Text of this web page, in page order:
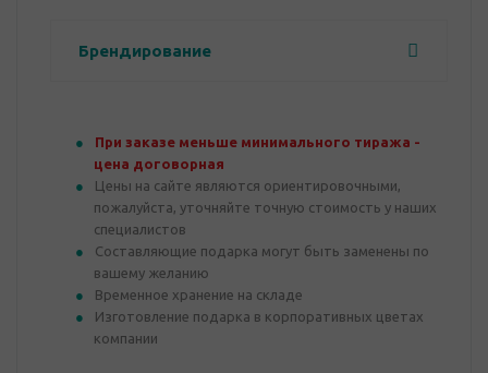
Брендирование
При заказе меньше минимального тиража -
цена договорная
Цены на сайте являются ориентировочными,
пожалуйста, уточняйте точную стоимость у наших
специалистов
Составляющие подарка могут быть заменены по
вашему желанию
Временное хранение на складе
Изготовление подарка в корпоративных цветах
компании